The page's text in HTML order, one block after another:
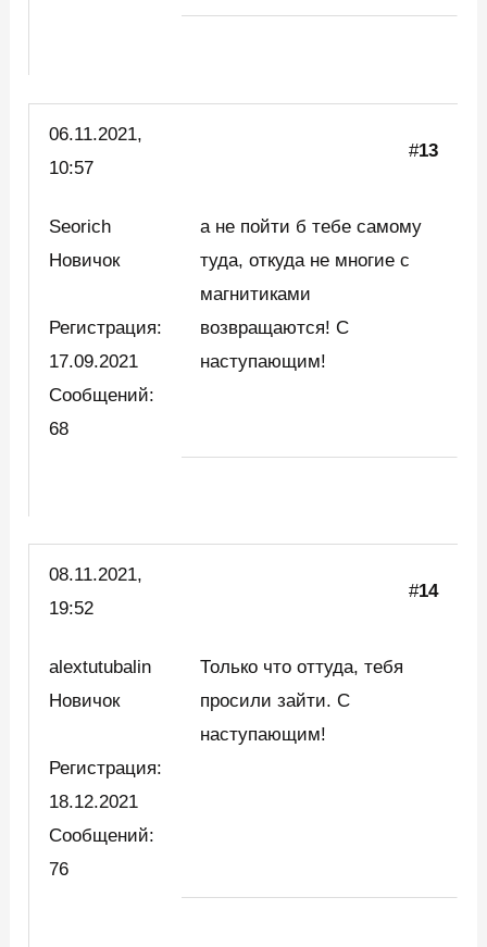
06.11.2021,
10:57
#13
Seorich
Новичок
Регистрация:
17.09.2021
Сообщений:
68
а не пойти б тебе самому
туда, откуда не многие с
магнитиками
возвращаются! С
наступающим!
08.11.2021,
19:52
#14
alextutubalin
Новичок
Регистрация:
18.12.2021
Сообщений:
76
Только что оттуда, тебя
просили зайти. С
наступающим!